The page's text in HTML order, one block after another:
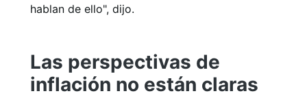
hablan de ello", dijo.
Las perspectivas de
inflación no están claras